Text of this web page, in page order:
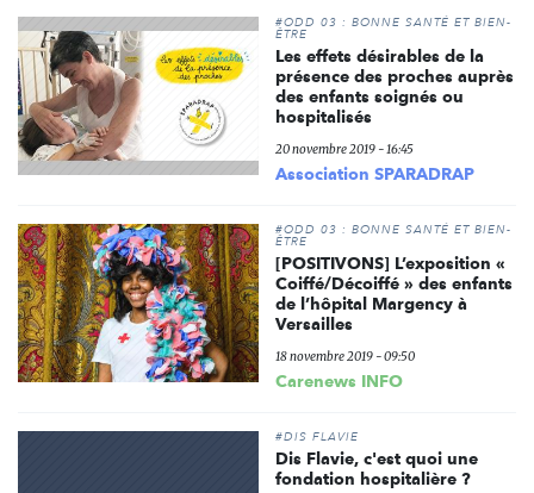
#ODD 03 : BONNE SANTÉ ET BIEN-
ÊTRE
Les effets désirables de la
présence des proches auprès
des enfants soignés ou
hospitalisés
20 novembre 2019 - 16:45
Association SPARADRAP
#ODD 03 : BONNE SANTÉ ET BIEN-
ÊTRE
[POSITIVONS] L’exposition «
Coiffé/Décoiffé » des enfants
de l’hôpital Margency à
Versailles
18 novembre 2019 - 09:50
Carenews INFO
#DIS FLAVIE
Dis Flavie, c'est quoi une
fondation hospitalière ?